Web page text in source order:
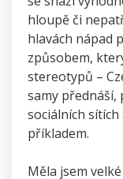
hloupě či
hlavách nápad
způsobem,
stereotypů –
samy
sociálních
příkladem.
Měla jsem